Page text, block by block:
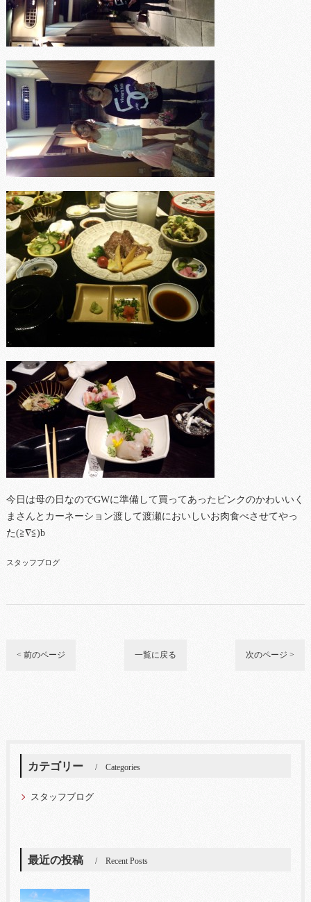
今日は母の日なのでGWに準備して買ってあったピンクのかわいいく
まさんとカーネーション渡して渡瀬においしいお肉食べさせてやっ
た(≧∇≦)b
スタッフブログ
< 前のページ 一覧に戻る 次のページ >
カテゴリー Categories
スタッフブログ
最近の投稿 Recent Posts